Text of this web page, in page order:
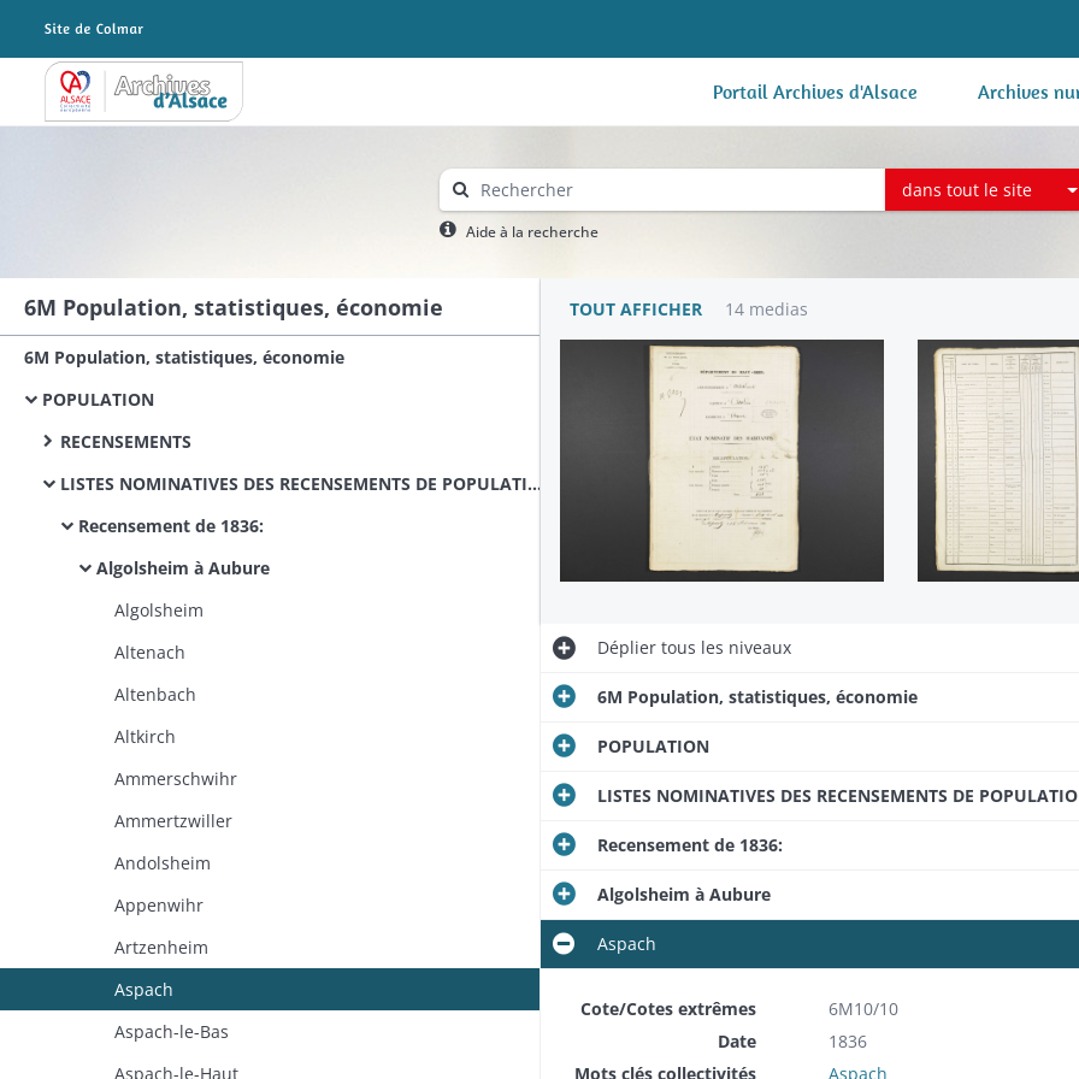
Archives Alsace - Colmar Portail Archives d'Alsace Archives
dans tout le site
Aide à la recherche
6M Population, statistiques, économie
6M Population, statistiques, économie
POPULATION
RECENSEMENTS
LISTES NOMINATIVES DES RECENSEMENTS DE POPULATION
Recensement de 1836:
Algolsheim à Aubure
Algolsheim
Altenach
Altenbach
Altkirch
Ammerschwihr
Ammertzwiller
Andolsheim
Appenwihr
Artzenheim
Aspach
Aspach-le-Bas
Aspach-le-Haut
TOUT AFFICHER 14 medias
Dépliertous les niveaux
6M Population, statistiques, économie
POPULATION
LISTES NOMINATIVES DES RECENSEMENTS DE
Recensement de 1836:
Algolsheim à Aubure
Aspach
Cote/Cotes extrêmes
6M10/10
Date
1836
Mots clés collectivités
Aspach